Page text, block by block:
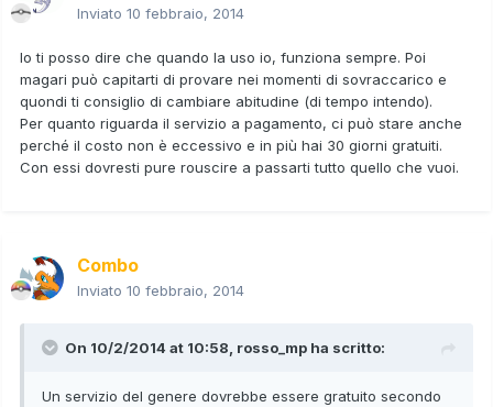
Inviato 10 febbraio, 2014
Io ti posso dire che quando la uso io, funziona sempre. Poi
magari può capitarti di provare nei momenti di sovraccarico e
quondi ti consiglio di cambiare abitudine (di tempo intendo).
Per quanto riguarda il servizio a pagamento, ci può stare anche
perché il costo non è eccessivo e in più hai 30 giorni gratuiti.
Con essi dovresti pure rouscire a passarti tutto quello che vuoi.
Combo
Inviato 10 febbraio, 2014
On 10/2/2014 at 10:58, rosso_mp ha scritto:
Un servizio del genere dovrebbe essere gratuito secondo